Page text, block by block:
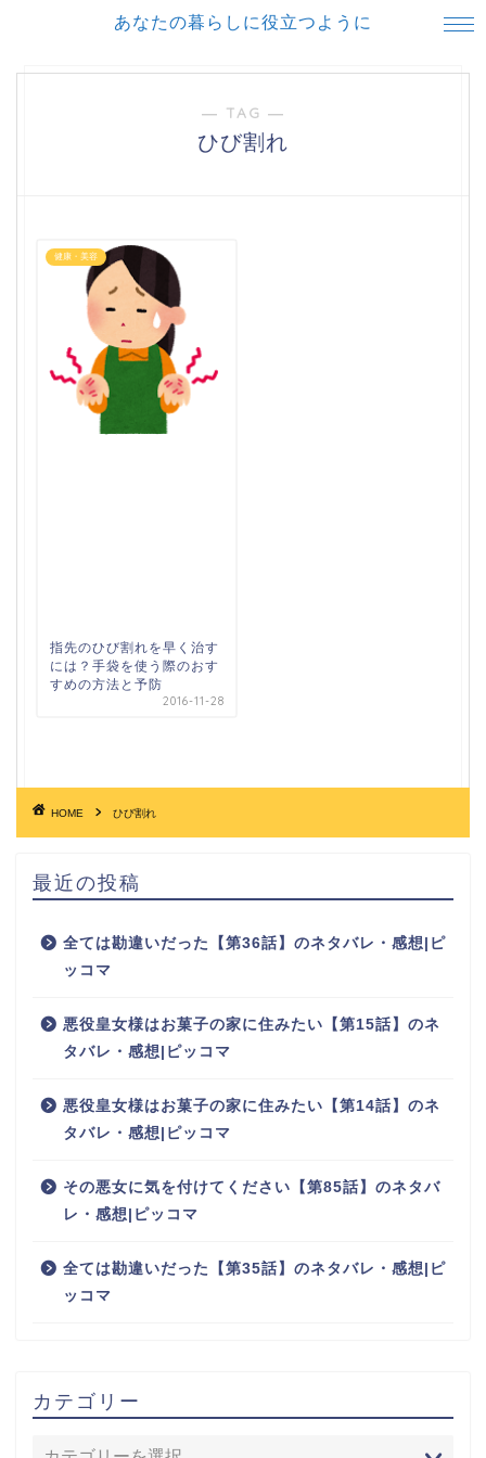
あなたの暮らしに役立つように
― TAG ―
ひび割れ
健康・美容
指先のひび割れを早く治す
には？手袋を使う際のおす
すめの方法と予防
2016-11-28
HOME ひび割れ
最近の投稿
全ては勘違いだった【第36話】のネタバレ・感想|ピ
ッコマ
悪役皇女様はお菓子の家に住みたい【第15話】のネ
タバレ・感想|ピッコマ
悪役皇女様はお菓子の家に住みたい【第14話】のネ
タバレ・感想|ピッコマ
その悪女に気を付けてください【第85話】のネタバ
レ・感想|ピッコマ
全ては勘違いだった【第35話】のネタバレ・感想|ピ
ッコマ
カテゴリー